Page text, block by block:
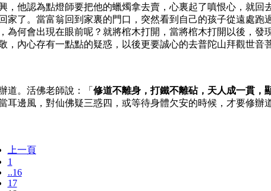
他認為點燈師要把他的蠟燭拿去賣，心裏起了嗔恨心，就回
了。當富翁回到家裏的門口，突然看到自己的孩子從遠處跑
何會出現在眼前呢？就將棺木打開，當將棺木打開以後，發
內心存有一點點的疑惑，以後更要誠心的去普陀山拜觀世音
道。活佛老師說：「 修道不離身，打鐵不離砧，天人成一貫，
邊風，對仙佛疑三惑四，或等待身體欠安的時候，才要修辦
上一頁
1
..16
17